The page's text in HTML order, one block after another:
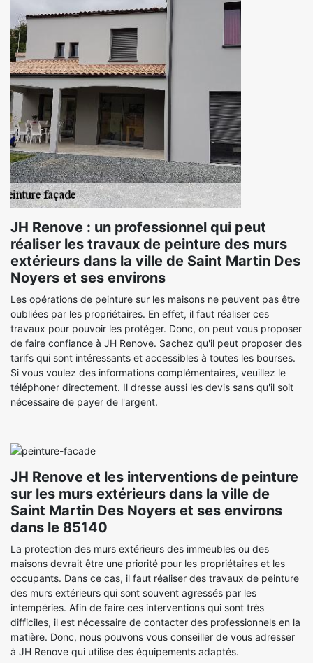
JH Renove : un professionnel qui peut
réaliser les travaux de peinture des murs
extérieurs dans la ville de Saint Martin Des
Noyers et ses environs
Les opérations de peinture sur les maisons ne peuvent pas être
oubliées par les propriétaires. En effet, il faut réaliser ces
travaux pour pouvoir les protéger. Donc, on peut vous proposer
de faire confiance à JH Renove. Sachez qu'il peut proposer des
tarifs qui sont intéressants et accessibles à toutes les bourses.
Si vous voulez des informations complémentaires, veuillez le
téléphoner directement. Il dresse aussi les devis sans qu'il soit
nécessaire de payer de l'argent.
JH Renove et les interventions de peinture
sur les murs extérieurs dans la ville de
Saint Martin Des Noyers et ses environs
dans le 85140
La protection des murs extérieurs des immeubles ou des
maisons devrait être une priorité pour les propriétaires et les
occupants. Dans ce cas, il faut réaliser des travaux de peinture
des murs extérieurs qui sont souvent agressés par les
intempéries. Afin de faire ces interventions qui sont très
difficiles, il est nécessaire de contacter des professionnels en la
matière. Donc, nous pouvons vous conseiller de vous adresser
à JH Renove qui utilise des équipements adaptés.